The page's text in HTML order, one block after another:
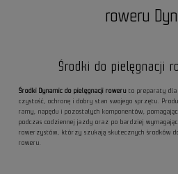
roweru
Środki do pielęgnacji
Środki Dynamic do pielęgnacji roweruto preparaty dla
czystość, ochronę i dobry stan swojego sprzętu.
ramy, napędu i pozostałych komponentów,
podczas codziennej jazdy oraz po bardziej
rowerzystów, którzy szukają skutecznych środków
roweru.